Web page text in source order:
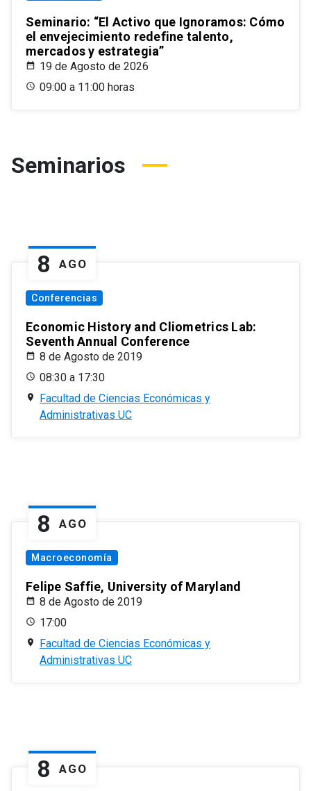
Seminario: “El Activo que Ignoramos: Cómo
el envejecimiento redefine talento,
mercados y estrategia”
19 de Agosto de 2026
09:00 a 11:00 horas
Seminarios
8 AGO
Conferencias
Economic History and Cliometrics Lab:
Seventh Annual Conference
8 de Agosto de 2019
08:30 a 17:30
Facultad de Ciencias Económicas y
Administrativas UC
8 AGO
Macroeconomía
Felipe Saffie, University of Maryland
8 de Agosto de 2019
17:00
Facultad de Ciencias Económicas y
Administrativas UC
8 AGO